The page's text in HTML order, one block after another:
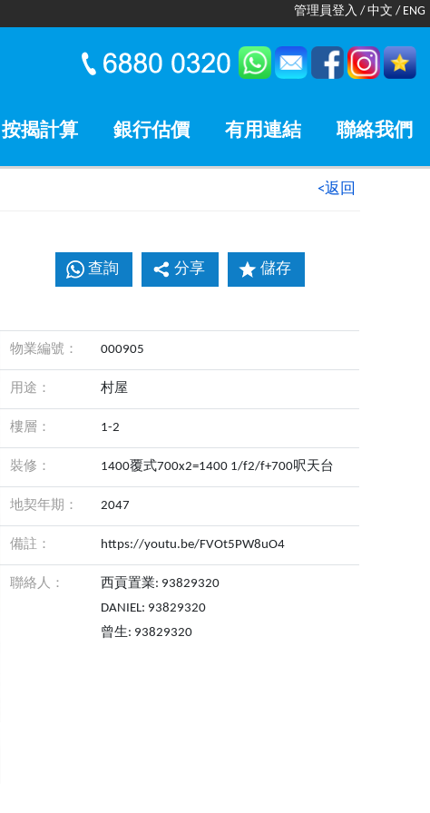
管理員登入 / 中文 / ENG
按揭計算 銀行估價 有用連結 聯絡我們
<返回
查詢 分享 儲存
物業編號： 000905
用途： 村屋
樓層： 1-2
裝修： 1400覆式700x2=1400 1/f2/f+700呎天台
地契年期： 2047
備註： https://youtu.be/FVOt5PW8uO4
聯絡人：
西貢置業: 93829320
DANIEL: 93829320
曾生: 93829320